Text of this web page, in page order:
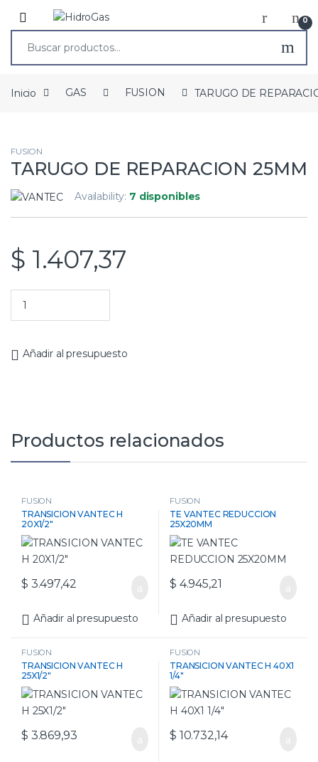
0
Inicio GAS FUSION TARUGO DE
FUSION
TARUGO DE REPARACION 25MM
Availability: 7 disponibles
$ 1.407,37
Añadir al presupuesto
Productos relacionados
FUSION
TRANSICION VANTEC H
20X1/2″
$ 3.497,42
Añadir al presupuesto
FUSION
TE VANTEC REDUCCION
25X20MM
$ 4.945,21
Añadir al presupuesto
FUSION
TRANSICION VANTEC H
25X1/2″
$ 3.869,93
FUSION
TRANSICION VANTEC H 40X1
1/4″
$ 10.732,14